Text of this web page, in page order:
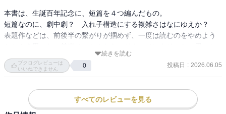
今は、コンプライアンスとかうるさいので、現代の作家があまり書
けない（書かない？）ようなエピソードもあり、昔を懐かしむには
良いのかもしれません。
竹蔵
本書は、生誕百年記念に、短篇を４つ編んだもの。
短篇なのに、劇中劇？　入れ子構造にする複雑さはなにゆえか？
表題作などは、前後半の繋がりが掴めず、一度は読むのをやめよう
くらいだし。
ロシアのアネクドートが出て来るのは面白かったが。
でも、遺稿だという「茶色い戦争ありました」は良かったかな。
「君は」と、語る視点が誰のものかもわからなかったし、けっきょ
続きを読む
ブクログレビューは
いいねできません
0 投稿日 : 2026.06.05
すべてのレビューを見る